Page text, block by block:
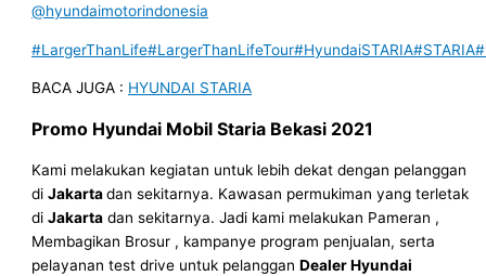
@hyundaimotorindonesia
#LargerThanLife#LargerThanLifeTour#HyundaiSTARIA#STARIA
BACA JUGA : HYUNDAI STARIA
Promo Hyundai Mobil Staria Bekasi 2021
Kami melakukan kegiatan untuk lebih dekat dengan pelanggan
diJakartadan sekitarnya. Kawasan permukiman yang terletak
diJakarta dan sekitarnya. Jadi kami melakukan Pameran ,
Membagikan Brosur , kampanye program penjualan, serta
pelayanan test drive untuk pelangganDealer Hyundai